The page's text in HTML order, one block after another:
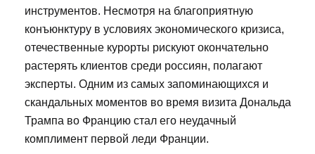
инструментов. Несмотря на благоприятную
конъюнктуру в условиях экономического кризиса,
отечественные курорты рискуют окончательно
растерять клиентов среди россиян, полагают
эксперты. Одним из самых запоминающихся и
скандальных моментов во время визита Дональда
Трампа во Францию стал его неудачный
комплимент первой леди Франции.